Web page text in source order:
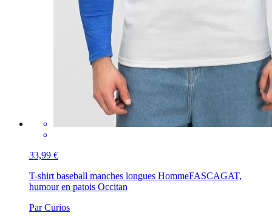
33,99 €
T-shirt baseball manches longues HommeFASCAGAT,
humour en patois Occitan
Par Curios